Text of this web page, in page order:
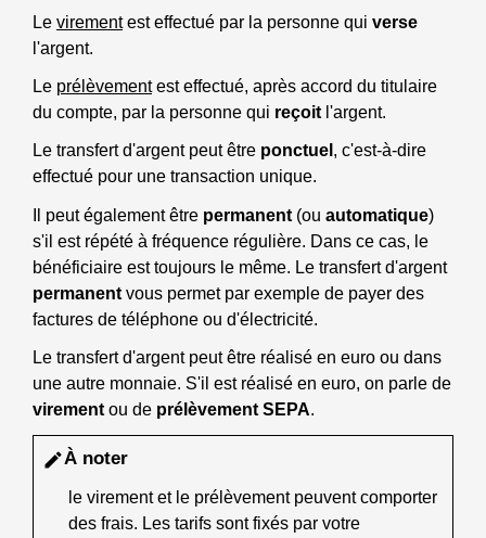
Le virementest effectué par la personne qui verse
l'argent.
Le prélèvementest effectué, après accord du titulaire
du compte, par la personne qui reçoit l'argent.
Le transfert d'argent peut être ponctuel , c'est-à-dire
effectué pour une transaction unique.
Il peut également être permanent (ou automatique)
s'il est répété à fréquence régulière. Dans ce cas, le
bénéficiaire est toujours le même. Le transfert d'argent
permanent vous permet par exemple de payer des
factures de téléphone ou d'électricité.
Le transfert d'argent peut être réalisé en euro ou dans
une autre monnaie. S'il est réalisé en euro, on parle de
virement ou de prélèvement SEPA.
editÀ noter
le virement et le prélèvement peuvent comporter
des frais. Les tarifs sont fixés par votre